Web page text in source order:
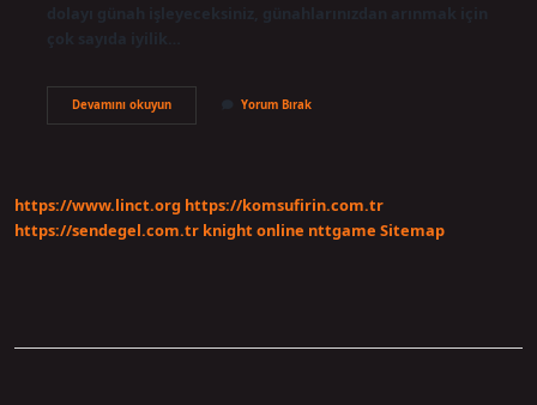
dolayı günah işleyeceksiniz, günahlarınızdan arınmak için
çok sayıda iyilik…
Devamını okuyunSevişmek
Neye
Yorum Bırak
https://www.linct.org https://komsufirin.com.tr
https://sendegel.com.tr knight online nttgame Sitemap